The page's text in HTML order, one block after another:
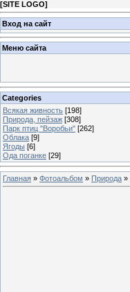
[SITE LOGO]
Вход на сайт
Меню сайта
Categories
Всякая живность [198]
Природа, пейзаж [308]
Парк птиц "Воробьи" [262]
Облака [9]
Ягоды [6]
Ода поганке [29]
Главная » Фотоальбом » Природа »